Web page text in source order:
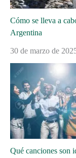
Cómo se lleva a
Argentina
30 de marzo de
Qué canciones son